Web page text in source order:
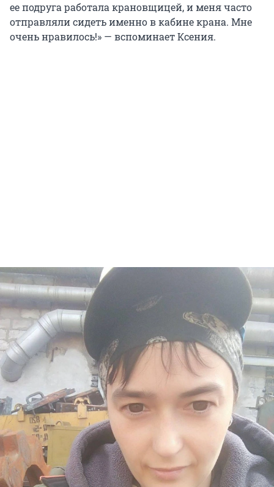
ее подруга работала крановщицей, и меня часто
отправляли сидеть именно в кабине крана. Мне
очень нравилось!» — вспоминает Ксения.